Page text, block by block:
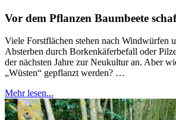
Vor dem Pflanzen Baumbeete
Viele Forstflächen stehen nach Windwürfen
Absterben durch Borkenkäferbefall oder
der nächsten Jahre zur Neukultur an. Aber
„Wüsten“ gepflanzt werden? …
Mehr lesen...